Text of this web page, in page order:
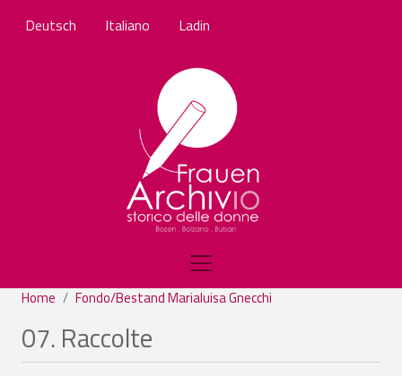
Deutsch Italiano Ladin
Home Fondo/Bestand Marialuisa Gnecchi
07. Raccolte